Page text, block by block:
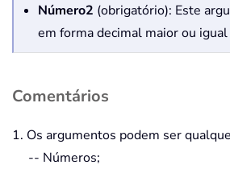
Número2 (obrigatório): Este
em forma decimal maior ou igual
Comentários
1. Os argumentos podem ser
-- Números;